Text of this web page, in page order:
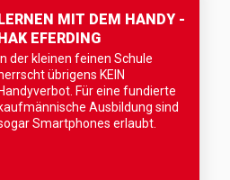
MIT DEM HANDY -
EFERDING
In der kleinen feinen Schule
herrscht übrigens KEIN
Handyverbot. Für eine fundierte
kaufmännische Ausbildung sind
Smartphones erlaubt.